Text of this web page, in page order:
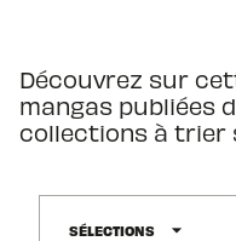
Découvrez sur
mangas publiées
collections à trier
SÉLECTIONS arrow_drop_down